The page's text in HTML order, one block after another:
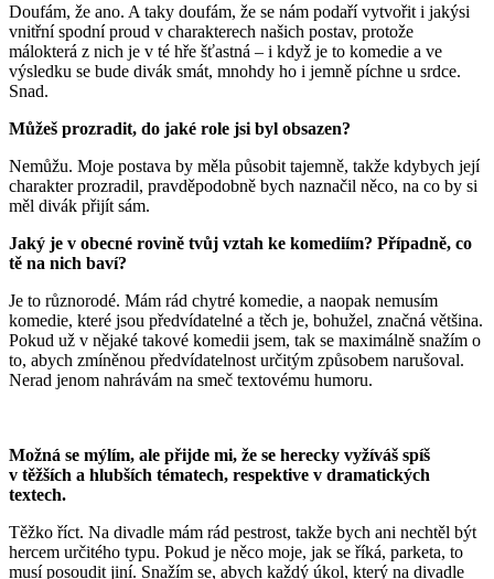
Doufám, že ano. A taky doufám, že se nám podaří vytvořit i jakýsi
vnitřní spodní proud v charakterech našich postav, protože
málokterá z nich je v té hře šťastná – i když je to komedie a ve
výsledku se bude divák smát, mnohdy ho i jemně píchne u srdce.
Snad.
Můžeš prozradit, do jaké role jsi byl obsazen?
Nemůžu. Moje postava by měla působit tajemně, takže kdybych její
charakter prozradil, pravděpodobně bych naznačil něco, na co by si
měl divák přijít sám.
Jaký je v obecné rovině tvůj vztah ke komediím? Případně, co
tě na nich baví?
Je to různorodé. Mám rád chytré komedie, a naopak nemusím
komedie, které jsou předvídatelné a těch je, bohužel, značná většina.
Pokud už v nějaké takové komedii jsem, tak se maximálně snažím o
to, abych zmíněnou předvídatelnost určitým způsobem narušoval.
Nerad jenom nahrávám na smeč textovému humoru.
Možná se mýlím, ale přijde mi, že se herecky vyžíváš spíš
v těžších a hlubších tématech, respektive v dramatických
textech.
Těžko říct. Na divadle mám rád pestrost, takže bych ani nechtěl být
hercem určitého typu. Pokud je něco moje, jak se říká, parketa, to
musí posoudit jiní. Snažím se, abych každý úkol, který na divadle